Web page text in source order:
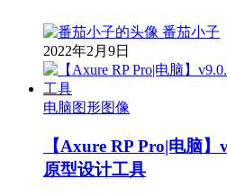
番茄小子
2022年2月9日
电脑图形图像
【Axure RP Pro|电脑
原型设计工具